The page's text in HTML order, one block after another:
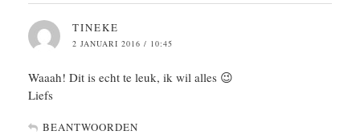
TINEKE
2 JANUARI 2016 / 10:45
Waaah! Dit is echt te leuk, ik wil alles 😉
Liefs
BEANTWOORDEN